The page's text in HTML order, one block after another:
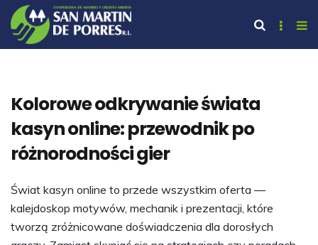
Kolorowe odkrywanie świata
kasyn online: przewodnik po
różnorodności gier
Świat kasyn online to przede wszystkim oferta —
kalejdoskop motywów, mechanik i prezentacji, które
tworzą zróżnicowane doświadczenia dla dorosłych